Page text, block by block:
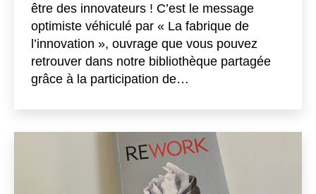
être des innovateurs ! C’est le message
optimiste véhiculé par « La fabrique de
l’innovation », ouvrage que vous pouvez
retrouver dans notre bibliothèque partagée
grâce à la participation de…